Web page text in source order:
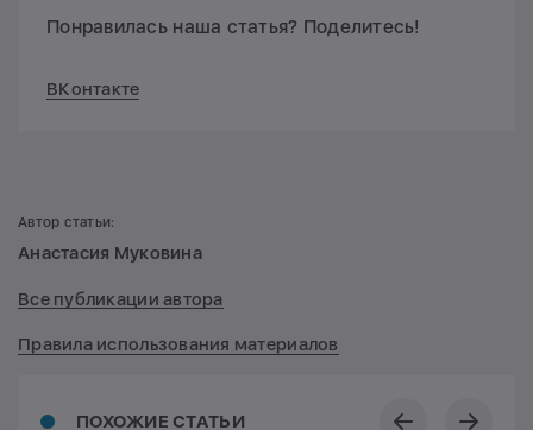
Понравилась наша статья? Поделитесь!
ВКонтакте
ПОХОЖИЕ СТАТЬИ
Автор статьи:
Анастасия Муковина
Все публикации автора
Правила использования материалов